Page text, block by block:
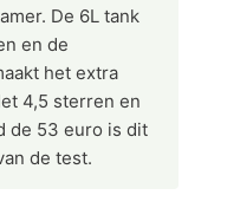
De 6L tank
en de
het extra
4,5 sterren en
de 53 euro is dit
de test.